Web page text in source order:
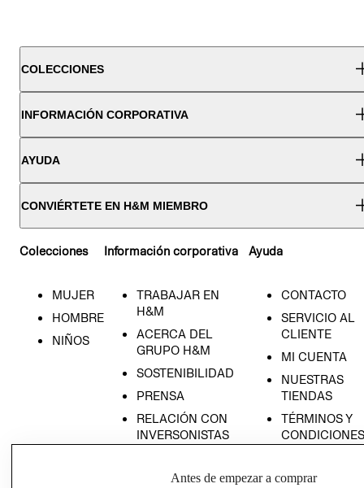
COLECCIONES
INFORMACIÓN CORPORATIVA
AYUDA
CONVIÉRTETE EN H&M MIEMBRO
Colecciones
MUJER
HOMBRE
NIÑOS
Información corporativa
TRABAJAR EN
H&M
ACERCA DEL
GRUPO H&M
SOSTENIBILIDAD
PRENSA
RELACIÓN CON
INVERSONISTAS
EMPRESARIAL
Ayuda
CONTACTO
SERVICIO AL
CLIENTE
MI CUENTA
NUESTRAS
TIENDAS
TÉRMINOS Y
CONDICIONES
PRIVACIDAD
Antes de empezar a comprar